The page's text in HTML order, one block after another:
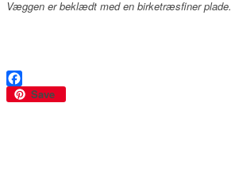
Væggen er beklædt med en birketræsfiner plade.
Facebook
Save